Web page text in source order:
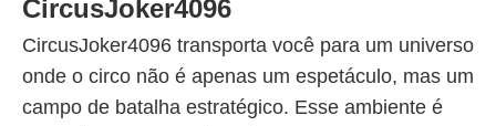
CircusJoker4096
CircusJoker4096 transporta você para um universo
onde o circo não é apenas um espetáculo, mas um
campo de batalha estratégico. Esse ambiente é